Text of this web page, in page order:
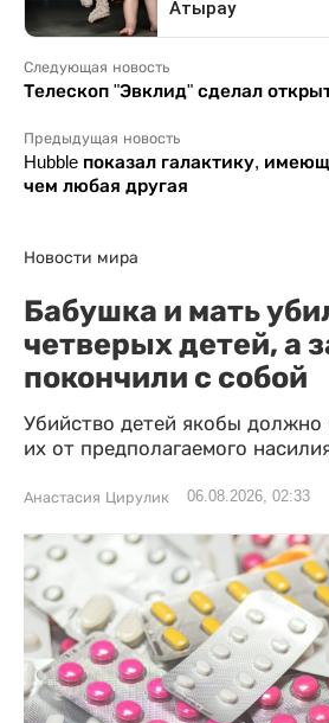
Следующая новость
Телескоп "Эвклид" сделал
Предыдущая новость
Hubble показал галактику,
чем любая другая
Новости мира
Бабушка и мать
четверых детей, а
покончили с собой
Убийство детей якобы
их от предполагаемого
Анастасия Цирулик 06.08.2026, 02:33